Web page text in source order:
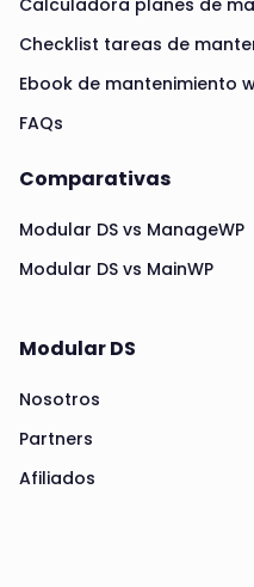
Calculadora planes de
Checklist tareas de
Ebook de mantenimiento
FAQs
Comparativas
Modular DS vs ManageWP
Modular DS vs MainWP
Modular DS
Nosotros
Partners
Afiliados